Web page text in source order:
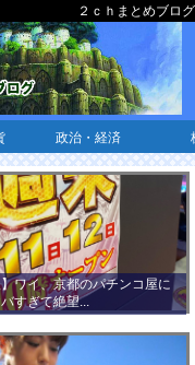
２ｃｈまとめブログ
政治・経済
】ワイ、京都のパチンコ屋に
すぎて絶望...